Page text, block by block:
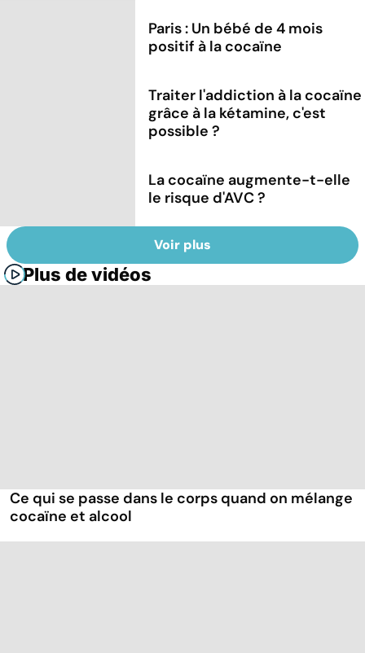
Paris : Un bébé de 4 mois
positif à la cocaïne
Traiter l'addiction à la cocaïne
grâce à la kétamine, c'est
possible ?
La cocaïne augmente-t-elle
le risque d'AVC ?
Voir plus
Plus de vidéos
Ce qui se passe dans le corps quand on mélange
cocaïne et alcool